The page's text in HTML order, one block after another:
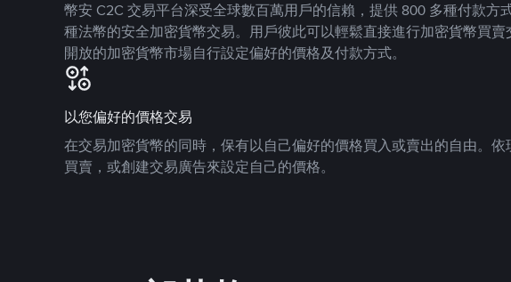
幣安 C2C 交易平台深受全球數百萬用戶的信賴，提供 800 多種付款方
種法幣的安全加密貨幣交易。用戶彼此可以輕鬆直接進行加密貨幣買賣
開放的加密貨幣市場自行設定偏好的價格及付款方式。
以您偏好的價格交易
在交易加密貨幣的同時，保有以自己偏好的價格買入或賣出的自由。依
買賣，或創建交易廣告來設定自己的價格。